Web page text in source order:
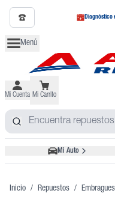
Diagnóstico
Menú
Mi Cuenta Mi Carrito
Mi Auto
Inicio / Repuestos /